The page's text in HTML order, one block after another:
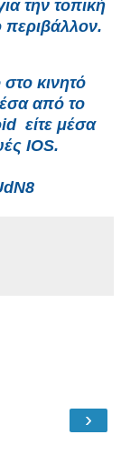
την τοπική
περιβάλλον.
στο κινητό
από το
είτε μέσα
IOS.
›